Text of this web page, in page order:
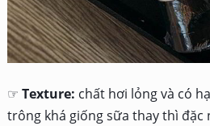
☞ Texture: chất hơi lỏng và có
trông khá giống sữa thay thì đặc